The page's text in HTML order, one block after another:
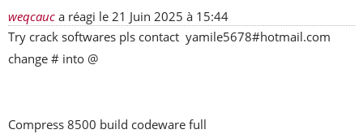
weqcauc a réagi le 21 Juin 2025 à 15:44
Try crack softwares pls contact  yamile5678#hotmail.com
change # into @
Compress 8500 build codeware full